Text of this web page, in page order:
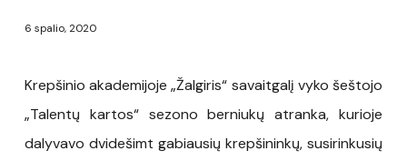
6 spalio, 2020
Krepšinio akademijoje „Žalgiris“ savaitgalį vyko šeštojo
„Talentų kartos“ sezono berniukų atranka, kurioje
dalyvavo dvidešimt gabiausių krepšininkų, susirinkusių